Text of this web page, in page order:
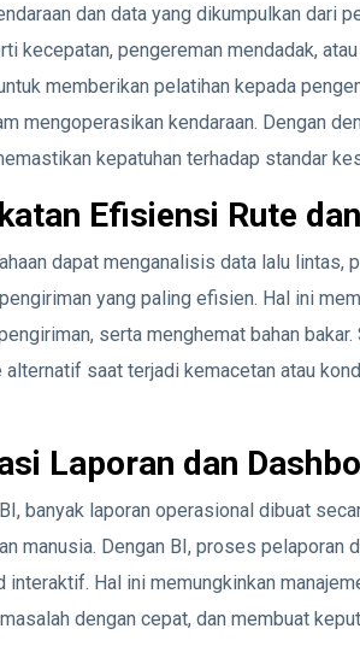
dan data yang dikumpulkan dari
kecepatan, pengereman mendadak,
memberikan pelatihan kepada
mengoperasikan kendaraan. Dengan
kepatuhan terhadap standar
Efisiensi Rute
dapat menganalisis data lalu lintas,
yang paling efisien. Hal ini
serta menghemat bahan
saat terjadi kemacetan atau
Laporan dan
banyak laporan operasional dibuat
manusia. Dengan BI, proses
interaktif. Hal ini memungkinkan
dengan cepat, dan membuat